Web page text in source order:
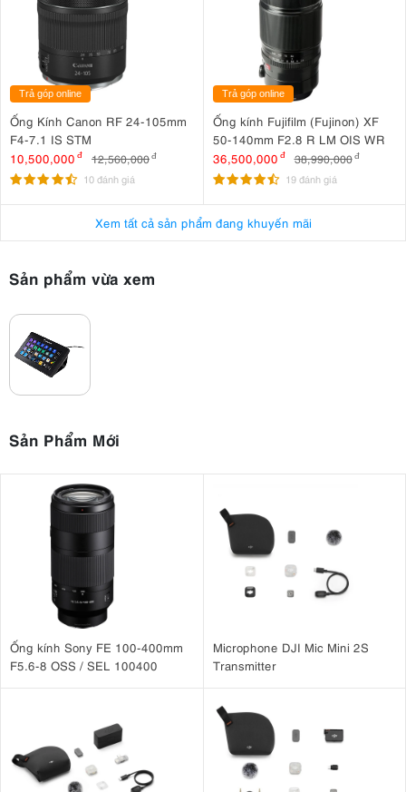
Trả góp online
Ống Kính Canon RF 24-105mm
F4-7.1 IS STM
10,500,000 đ 12,560,000đ
10 đánh giá
Trả góp online
Ống kính Fujifilm (Fujinon) XF
50-140mm F2.8 R LM OIS WR
36,500,000 đ 38,990,000 đ
19 đánh giá
Xem tất cả sản phẩm đang khuyến mãi
Sản phẩm vừa xem
Sản Phẩm Mới
Ống kính Sony FE 100-400mm
F5.6-8 OSS / SEL 100400
Microphone DJI Mic Mini 2S
Transmitter